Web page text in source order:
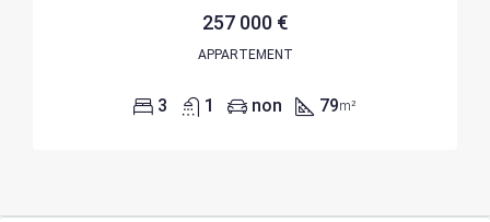
257 000 €
APPARTEMENT
3 1 non 79m²